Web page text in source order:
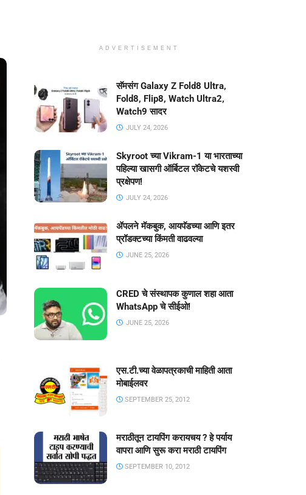
ADVERTISEMENT
सॅमसंग Galaxy Z Fold8 Ultra,
Fold8, Flip8, Watch Ultra2,
Watch9 सादर
JULY 24, 2026
Skyroot च्या Vikram-1 या भारताच्या
पहिल्या खासगी ऑर्बिटल रॉकेटचे यशस्वी
प्रक्षेपण!
JULY 24, 2026
ॲपलने मॅकबुक, आयपॅडच्या आणि इतर
प्रॉडक्टच्या किंमती वाढवल्या
JUNE 25, 2026
CRED चे संस्थापक कुणाल शहा आता
WhatsApp चे सीईओ!
JUNE 25, 2026
एस.टी.च्या वेळापत्रकाची माहिती आता
मोबाईलवर
SEPTEMBER 25, 2012
मराठीतून टायपिंग करायचय ? हे पर्याय
वापरा आणि सुरू करा मराठी टायपिंग
SEPTEMBER 10, 2012